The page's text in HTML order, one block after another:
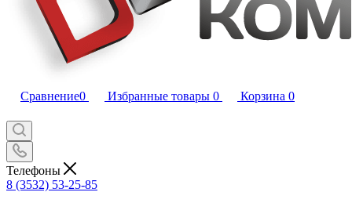
Сравнение0 Избранные товары 0 Корзина 0
Телефоны
8 (3532) 53-25-85